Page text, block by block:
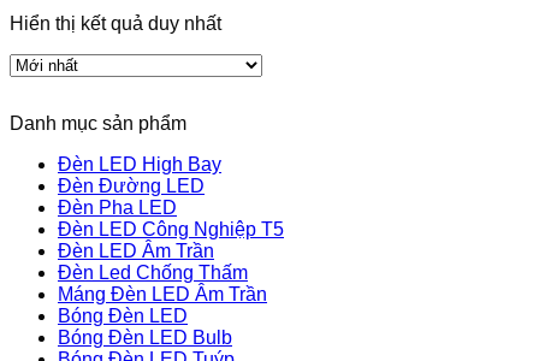
Hiển thị kết quả duy nhất
Danh mục sản phẩm
Đèn LED High Bay
Đèn Đường LED
Đèn Pha LED
Đèn LED Công Nghiệp T5
Đèn LED Âm Trần
Đèn Led Chống Thấm
Máng Đèn LED Âm Trần
Bóng Đèn LED
Bóng Đèn LED Bulb